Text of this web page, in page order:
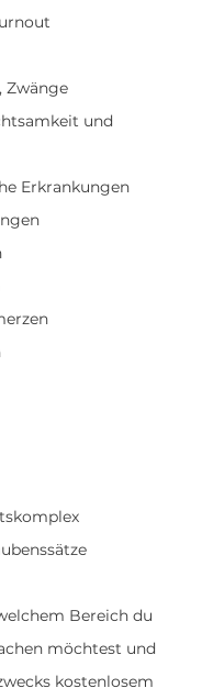
Zwänge
und
Erkrankungen
Bereich du
möchtest und
kostenlosem